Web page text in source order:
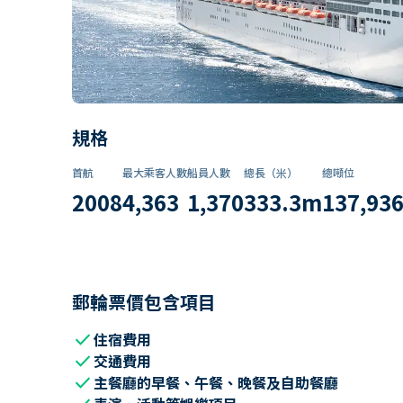
規格
首航
2008
最大乘客人數
4,363
船員人數
1,370
總長（米）
333.3m
總噸位
137,936
郵輪票價包含項目
check住宿費用
check 交通費用
check主餐廳的早餐、午餐、晚餐及自助餐廳